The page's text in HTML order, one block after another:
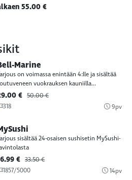
55.00 €
Marine
on voimassa enintään 4:lle ja sisältää
vuokrauksen kauniilla...
€ 50.00 €
318
9pv
sisältää 24-osaisen sushisetin MySushi-
€ 33.50 €
1857/5000
14pv